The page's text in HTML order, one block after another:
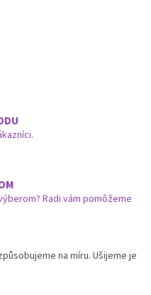
Radi vám pomôžeme
na míru. Ušijeme je